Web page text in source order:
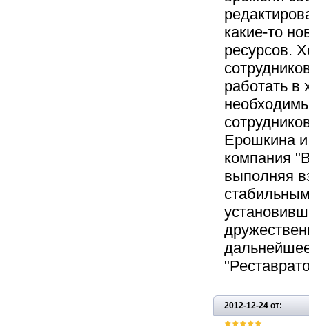
какие-то
ресурсов.
работать в
Ерошкина
компания
выполняя
2012-12-24 от: